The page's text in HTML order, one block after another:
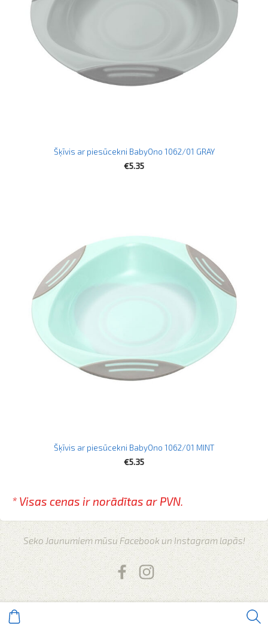
* Visas cenas ir norādītas ar PVN.
Šķīvis ar piesūcekni BabyOno 1062/01 GRAY
€5.35
Šķīvis ar piesūcekni BabyOno 1062/01 MINT
€5.35
Seko Jaunumiem mūsu Facebook un Instagram lapās!